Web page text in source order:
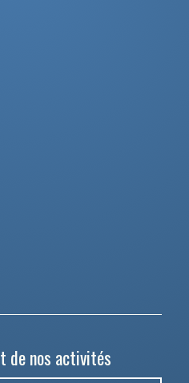
de nos activités